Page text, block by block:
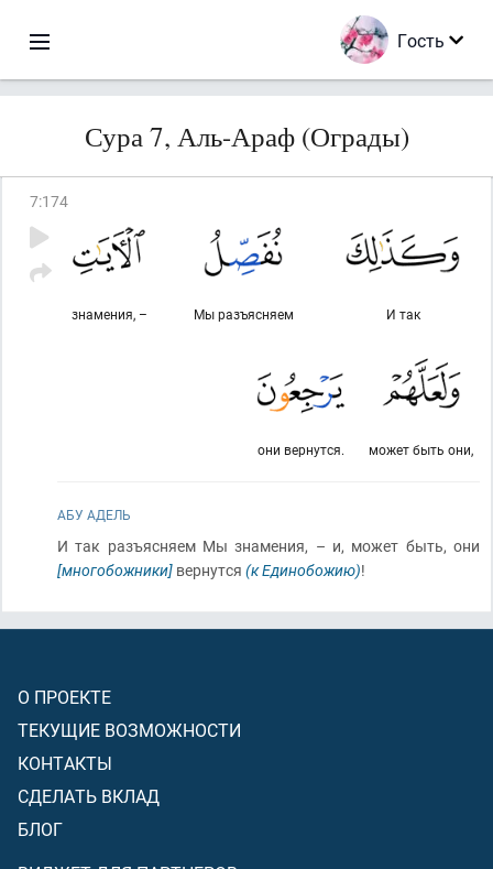
Гость
Сура 7, Аль-Араф (Ограды)
7:174
И так
Мы разъясняем
знамения, –
может быть они,
они вернутся.
АБУ АДЕЛЬ
И так разъясняем Мы знамения, – и, может быть, они
[многобожники] вернутся (к Единобожию)!
О ПРОЕКТЕ
ТЕКУЩИЕ ВОЗМОЖНОСТИ
КОНТАКТЫ
СДЕЛАТЬ ВКЛАД
БЛОГ